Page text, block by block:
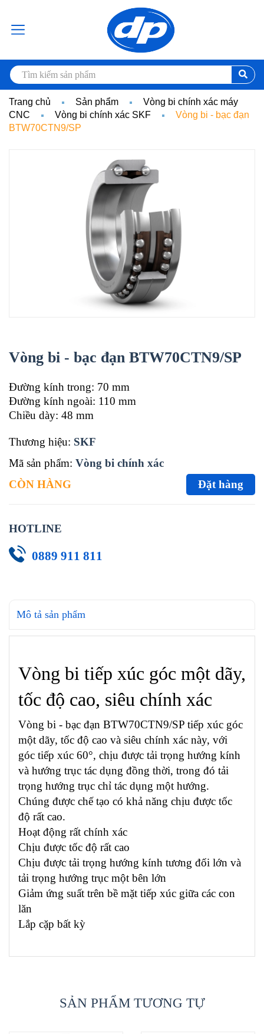
Trang chủ Sản phẩm
Vòng bi chính xác máy
CNC
Vòng bi chính xác SKF
Vòng bi - bạc đạn
BTW70CTN9/SP
Vòng bi - bạc đạn BTW70CTN9/SP
Đường kính trong: 70 mm
Đường kính ngoài: 110 mm
Chiều dày: 48 mm
Thương hiệu: SKF
Mã sản phẩm: Vòng bi chính xác
CÒN HÀNG
Đặt hàng
HOTLINE
0889 911 811
Mô tả sản phẩm
Vòng bi tiếp xúc góc một dãy,
tốc độ cao, siêu chính xác
Vòng bi - bạc đạn BTW70CTN9/SP tiếp xúc góc
một dãy, tốc độ cao và siêu chính xác này, với
góc tiếp xúc 60°, chịu được tải trọng hướng kính
và hướng trục tác dụng đồng thời, trong đó tải
trọng hướng trục chỉ tác dụng một hướng.
Chúng được chế tạo có khả năng chịu được tốc
độ rất cao.
Hoạt động rất chính xác
Chịu được tốc độ rất cao
Chịu được tải trọng hướng kính tương đối lớn và
tải trọng hướng trục một bên lớn
Giảm ứng suất trên bề mặt tiếp xúc giữa các con
lăn
Lắp cặp bất kỳ
SẢN PHẨM TƯƠNG TỰ